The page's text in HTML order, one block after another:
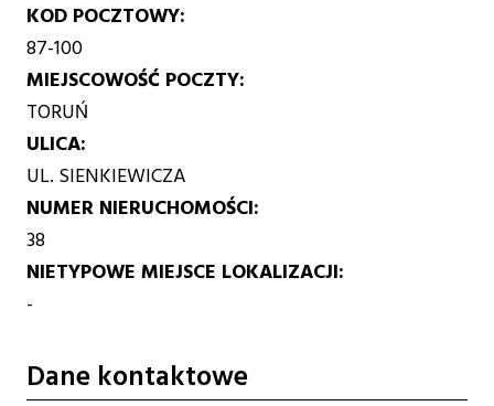
KOD POCZTOWY
87-100
MIEJSCOWOŚĆ POCZTY
TORUŃ
ULICA
UL. SIENKIEWICZA
NUMER NIERUCHOMOŚCI
38
NIETYPOWE MIEJSCE LOKALIZACJI
-
Dane kontaktowe